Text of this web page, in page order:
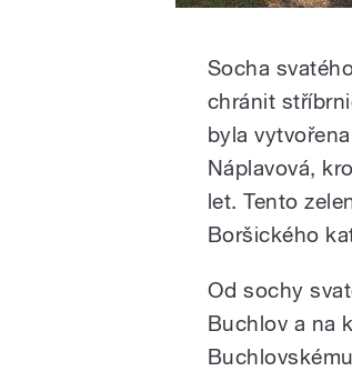
Socha
chránit
byla
Náplavová,
let. Tento
Boršického
Od sochy
Buchlov a na